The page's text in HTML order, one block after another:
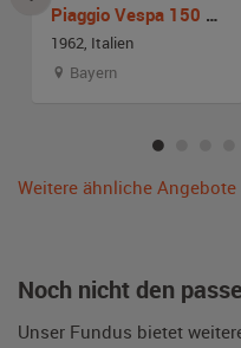
Piaggio Vespa 150 VBB
1962, Italien
Bayern
Weitere ähnliche
Noch nicht den
Unser Fundus bietet